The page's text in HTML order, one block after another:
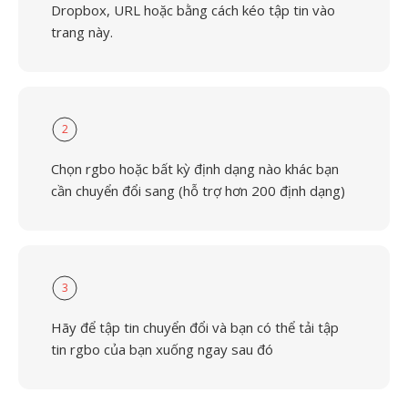
Dropbox, URL hoặc bằng cách kéo tập tin vào
trang này.
2
Chọn rgbo hoặc bất kỳ định dạng nào khác bạn
cần chuyển đổi sang (hỗ trợ hơn 200 định dạng)
3
Hãy để tập tin chuyển đổi và bạn có thể tải tập
tin rgbo của bạn xuống ngay sau đó